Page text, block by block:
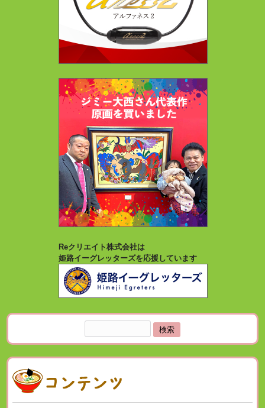
Reクリエイト株式会社は
姫路イーグレッターズを応援しています
索: